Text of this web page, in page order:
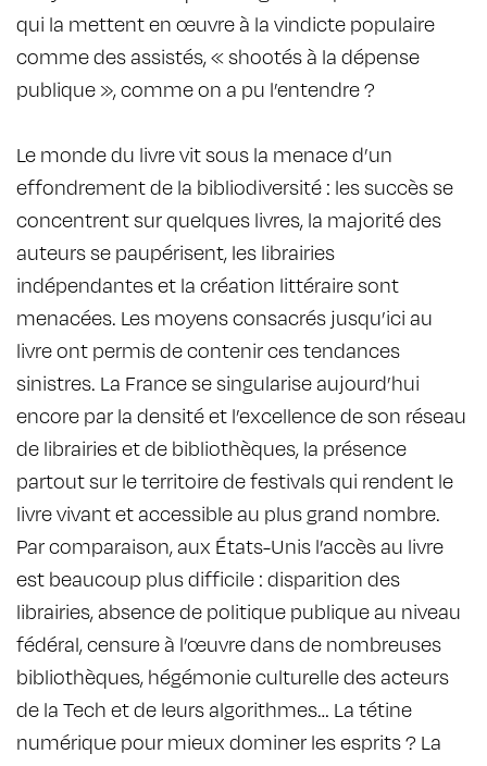
qui la mettent en œuvre à la vindicte populaire
comme des assistés, « shootés à la dépense
publique », comme on a pu l’entendre ?
Le monde du livre vit sous la menace d’un
effondrement de la bibliodiversité : les succès se
concentrent sur quelques livres, la majorité des
auteurs se paupérisent, les librairies
indépendantes et la création littéraire sont
menacées. Les moyens consacrés jusqu’ici au
livre ont permis de contenir ces tendances
sinistres. La France se singularise aujourd’hui
encore par la densité et l’excellence de son réseau
de librairies et de bibliothèques, la présence
partout sur le territoire de festivals qui rendent le
livre vivant et accessible au plus grand nombre.
Par comparaison, aux États-­Unis l’accès au livre
est beaucoup plus difficile : disparition des
librairies, absence de politique publique au niveau
fédéral, censure à l’œuvre dans de nombreuses
bibliothèques, hégémonie culturelle des acteurs
de la Tech et de leurs algorithmes… La tétine
numérique pour mieux dominer les esprits ? La